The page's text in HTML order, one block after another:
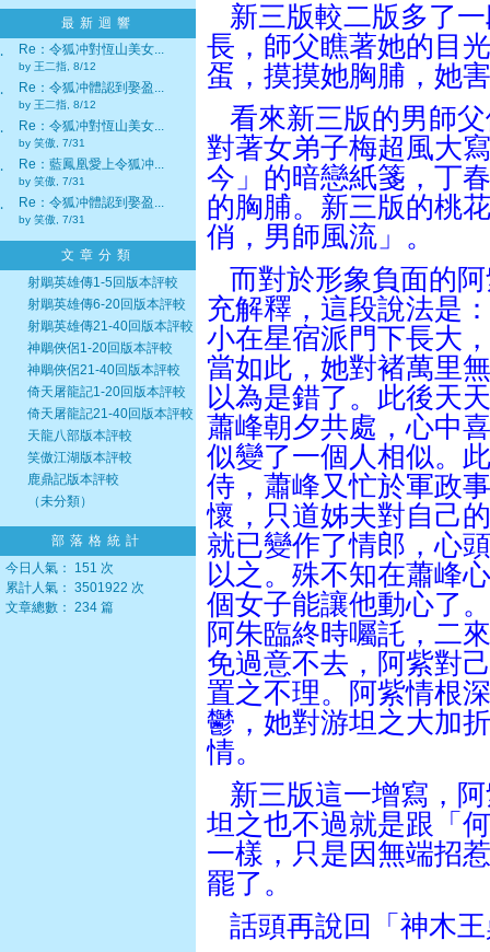
最新迴響
‧
Re：令狐冲對恆山美女...
by 王二指, 8/12
‧ Re：令狐冲體認到娶盈...
by 王二指, 8/12
‧ Re：令狐冲對恆山美女...
by 笑傲, 7/31
‧ Re：藍鳳凰愛上令狐冲...
by 笑傲, 7/31
‧ Re：令狐冲體認到娶盈...
by 笑傲, 7/31
文章分類
射鵰英雄傳1-5回版本評較
射鵰英雄傳6-20回版本評較
射鵰英雄傳21-40回版本評較
神鵰俠侶1-20回版本評較
神鵰俠侶21-40回版本評較
倚天屠龍記1-20回版本評較
倚天屠龍記21-40回版本評較
天龍八部版本評較
笑傲江湖版本評較
鹿鼎記版本評較
（未分類）
部落格統計
今日人氣： 151 次
累計人氣： 3501922 次
文章總數： 234 篇
新三版較二版多了
長，師父瞧著她的目
蛋，摸摸她胸脯，她
看來新三版的男師
對著女弟子梅超風大
今 」的暗戀紙箋，丁
的胸脯。新三版的桃
俏，男師風流」。
而對於形象負面的
充解釋，這段說法是
小在星宿派門下長大
當如此，她對褚萬里
以為是錯了。此後天
蕭峰朝夕共處，心中
似變了一個人相似。
侍，蕭峰又忙於軍政
懷，只道姊夫對自己
就已變作了情郎，心
以之。殊不知在蕭峰
個女子能讓他動心了
阿朱臨終時囑託，二
免過意不去，阿紫對
置之不理。阿紫情根
鬱，她對游坦之大加
情。
新三版這一增寫，
坦之也不過就是跟「
一樣，只是因無端招
罷了。
話頭再說回「神木